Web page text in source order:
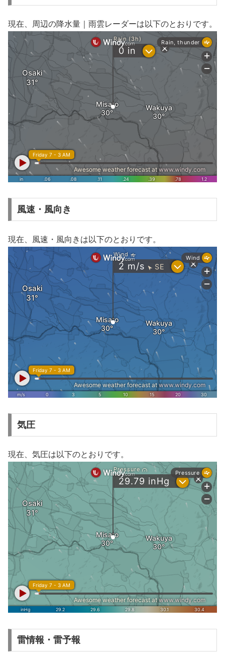
現在、周辺の降水量｜雨雲レーダーは以下のとおりです。
風速・風向き
現在、風速・風向きは以下のとおりです。
気圧
現在、気圧は以下のとおりです。
雷情報・雷予報